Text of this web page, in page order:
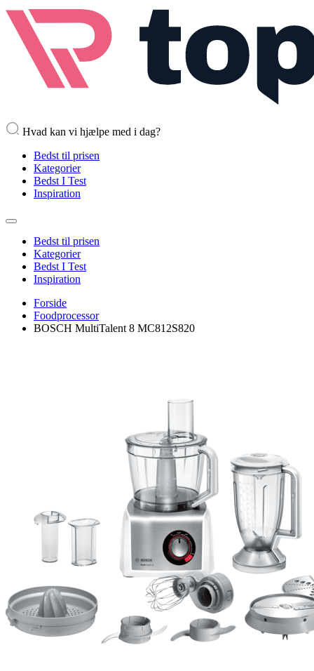
Hvad kan vi hjælpe med i dag?
Bedst til prisen
Kategorier
Bedst I Test
Inspiration
Bedst til prisen
Kategorier
Bedst I Test
Inspiration
Forside
Foodprocessor
BOSCH MultiTalent 8 MC812S820